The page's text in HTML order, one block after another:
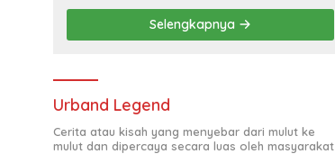
Selengkapnya
Urband Legend
Cerita atau kisah yang menyebar dari mulut ke
mulut dan dipercaya secara luas oleh masyarakat